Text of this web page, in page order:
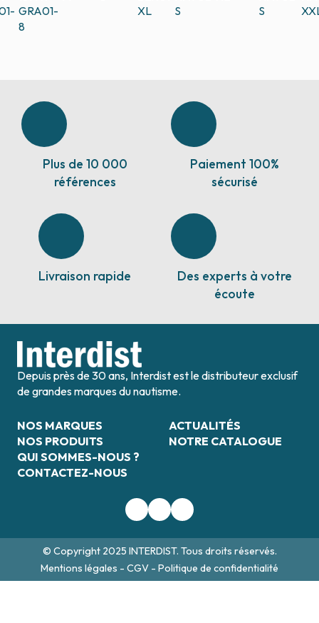
GRA01-
8
XL
S
S
Plus de 10 000
références
Paiement 100%
sécurisé
Livraison rapide
Des experts à votre
écoute
Depuis près de 30 ans, Interdist est le distributeur exclusif
de grandes marques du nautisme.
NOS MARQUES
NOS PRODUITS
QUI SOMMES-NOUS ?
CONTACTEZ-NOUS
ACTUALITÉS
NOTRE CATALOGUE
© Copyright 2025 INTERDIST. Tous droits réservés.
Mentions légales - CGV - Politique de confidentialité